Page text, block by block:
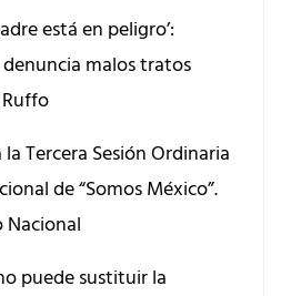
está en peligro’:
malos tratos
Tercera Sesión Ordinaria
de “Somos México”.
puede sustituir la